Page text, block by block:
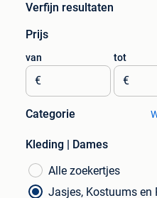
Verfijn resultaten
Prijs
van
€
tot
€
Categorie
Kleding | Dames
Alle zoekertjes
Jasjes, Kostuums en